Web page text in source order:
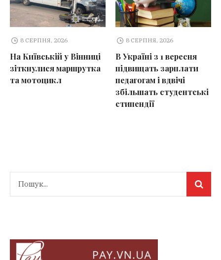
8 СЕРПНЯ, 2026
На Київській у Вінниці
зіткнулися маршрутка
та мотоцикл
8 СЕРПНЯ, 2026
В Україні з 1 вересня
підвищать зарплати
педагогам і вдвічі
збільшать студентські
стипендії